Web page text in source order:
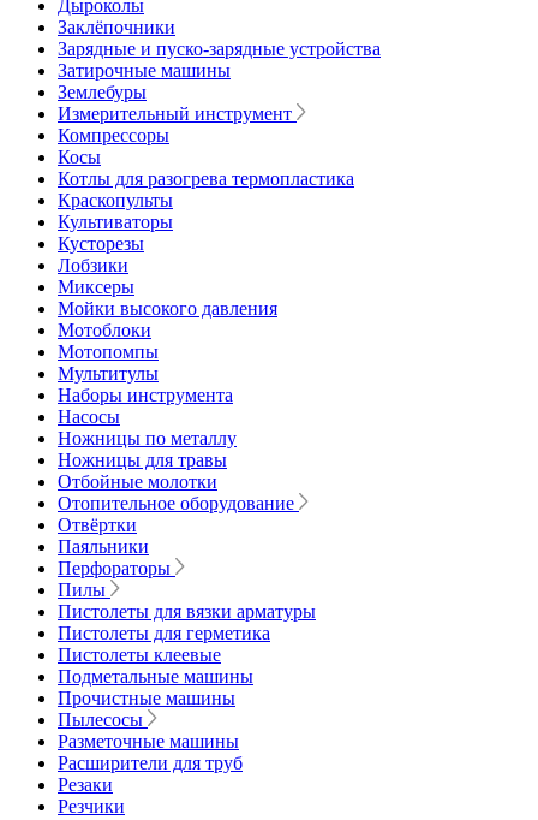
Дыроколы
Заклёпочники
Зарядные и пуско-зарядные устройства
Затирочные машины
Землебуры
Измерительный инструмент
Компрессоры
Косы
Котлы для разогрева термопластика
Краскопульты
Культиваторы
Кусторезы
Лобзики
Миксеры
Мойки высокого давления
Мотоблоки
Мотопомпы
Мультитулы
Наборы инструмента
Насосы
Ножницы по металлу
Ножницы для травы
Отбойные молотки
Отопительное оборудование
Отвёртки
Паяльники
Перфораторы
Пилы
Пистолеты для вязки арматуры
Пистолеты для герметика
Пистолеты клеевые
Подметальные машины
Прочистные машины
Пылесосы
Разметочные машины
Расширители для труб
Резаки
Резчики